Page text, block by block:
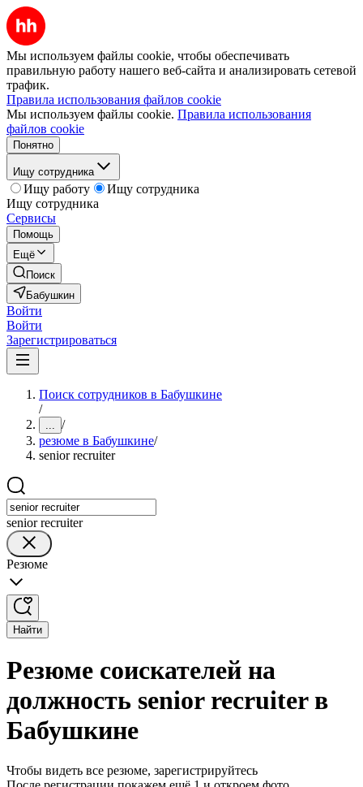
Мы используем файлы cookie, чтобы обеспечивать
правильную работу нашего веб-сайта и анализировать сетевой
трафик.
Правила использования файлов cookie
Мы используем файлы cookie. Правила использования
файлов cookie
Понятно
Ищу сотрудника
Ищу работу
Ищу сотрудника
Ищу сотрудника
Сервисы
Помощь
Ещё
Поиск
Бабушкин
Войти
Войти
Зарегистрироваться
Поиск сотрудников в Бабушкине
/
... /
резюме в Бабушкине/
senior recruiter
senior recruiter
Резюме
Найти
Резюме соискателей на
должность senior recruiter в
Бабушкине
Чтобы видеть все резюме, зарегистрируйтесь